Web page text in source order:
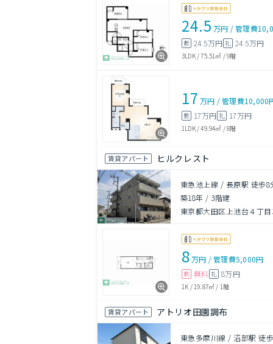
24.5 万円 /管理費
敷 24.5万円 礼 24.5万円
3LDK/75.51㎡ /9階
17 万円 /管理費10,000
敷 17万円 礼 17万円
1LDK/49.94㎡ /8階
賃貸アパート ヒルクレスト
東急池上線 / 長原駅 徒歩8
築18年 / 3階建
東京都大田区上池台４丁目
8万円 /管理費5,000円
敷 無料 礼 8万円
1K /19.87㎡ / 1階
賃貸アパート アトリオ田園調布
東急多摩川線 / 沼部駅 徒